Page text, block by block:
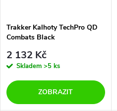
Trakker Kalhoty TechPro QD
Combats Black
2 132 Kč
Skladem >5 ks
ZOBRAZIT